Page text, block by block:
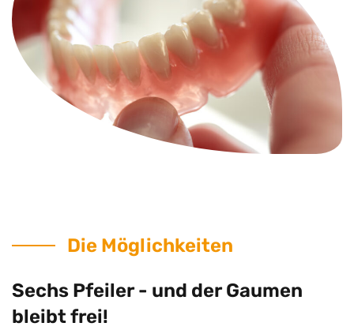
Die Möglichkeiten
Sechs Pfeiler - und der Gaumen
bleibt frei!